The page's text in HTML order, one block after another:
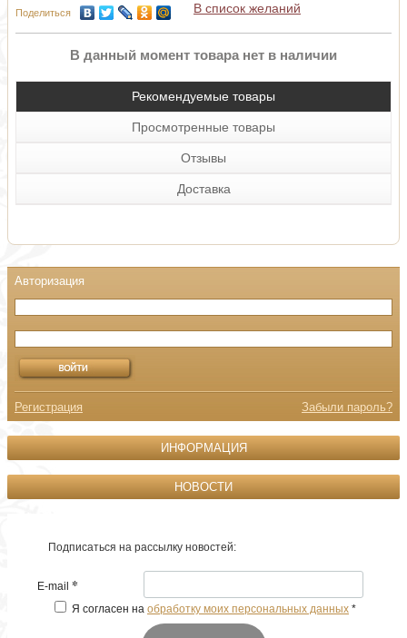
Поделиться В список желаний
В данный момент товара нет в наличии
Рекомендуемые товары
Просмотренные товары
Отзывы
Доставка
Регистрация Забыли пароль?
ИНФОРМАЦИЯ
НОВОСТИ
Подписаться на рассылку новостей:
E-mail *
Я согласен на обработку моих персональных данных *